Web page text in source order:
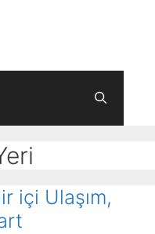
içi Ulaşım,